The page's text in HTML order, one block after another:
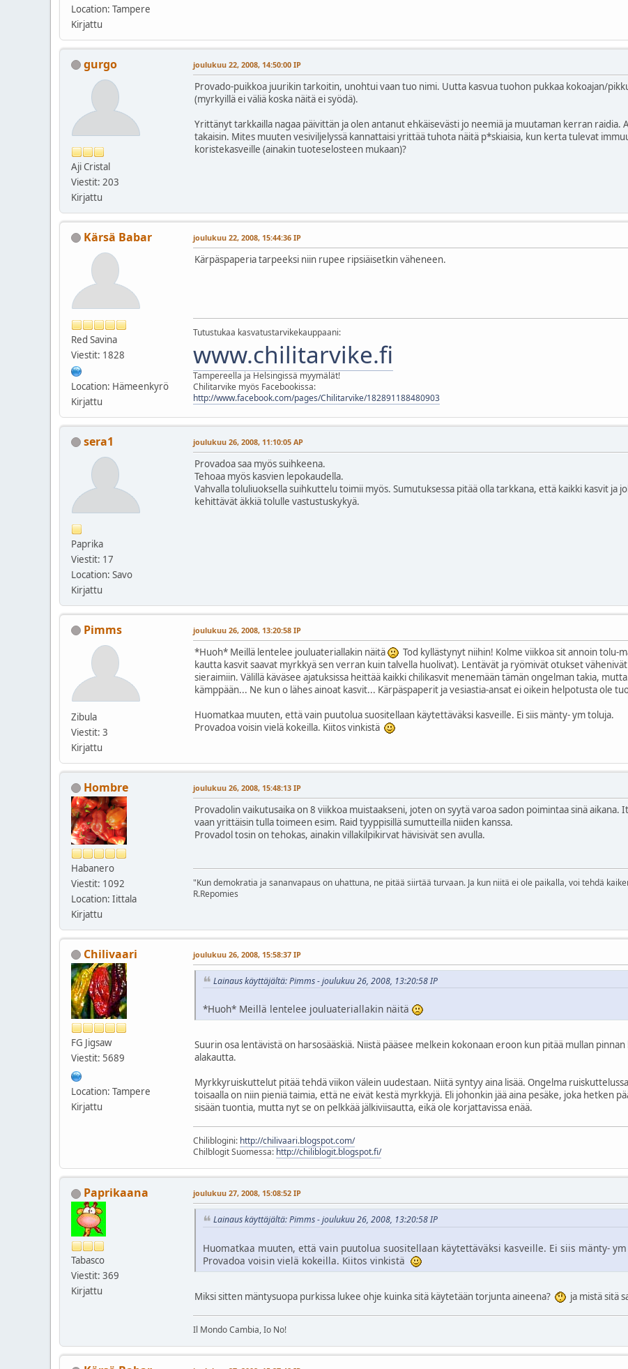
Location: Tampere
Kirjattu
gurgo
Aji Cristal
Viestit: 203
Kirjattu
joulukuu 22, 2008, 14:50:00 IP
Provado-puikkoa juurikin tarkoitin, unohtui vaan tuo nimi. Uutta kasvua tuohon pukkaa kokoajan/
(myrkyillä ei väliä koska näitä ei syödä).
Yrittänyt tarkkailla nagaa päivittän ja olen antanut ehkäisevästi jo neemiä ja muutaman kerran raidia.
takaisin. Mites muuten vesiviljelyssä kannattaisi yrittää tuhota näitä p*skiaisia, kun kerta tulevat
koristekasveille (ainakin tuoteselosteen mukaan)?
Kärsä Babar
Red Savina
Viestit: 1828
Location: Hämeenkyrö
Kirjattu
joulukuu 22, 2008, 15:44:36 IP
Kärpäspaperia tarpeeksi niin rupee ripsiäisetkin väheneen.
Tutustukaa kasvatustarvikekauppaani:
www.chilitarvike.fi
Tampereella ja Helsingissä myymälät!
Chilitarvike myös Facebookissa:
http://www.facebook.com/pages/Chilitarvike/182891188480903
sera1
Paprika
Viestit: 17
Location: Savo
Kirjattu
joulukuu 26, 2008, 11:10:05 AP
Provadoa saa myös suihkeena.
Tehoaa myös kasvien lepokaudella.
Vahvalla toluliuoksella suihkuttelu toimii myös. Sumutuksessa pitää olla tarkkana, että kaikki kasvit ja
kehittävät äkkiä tolulle vastustuskykyä.
Pimms
Zibula
Viestit: 3
Kirjattu
joulukuu 26, 2008, 13:20:58 IP
*Huoh* Meillä lentelee jouluateriallakin näitä
Tod kyllästynyt niihin! Kolme viikkoa sit annoin tolu-
kautta kasvit saavat myrkkyä sen verran kuin talvella huolivat). Lentävät ja ryömivät otukset
sieraimiin. Välillä käväsee ajatuksissa heittää kaikki chilikasvit menemään tämän ongelman takia,
kämppään... Ne kun o lähes ainoat kasvit... Kärpäspaperit ja vesiastia-ansat ei oikein helpotusta ole
Huomatkaa muuten, että vain puutolua suositellaan käytettäväksi kasveille. Ei siis mänty- ym toluja.
Provadoa voisin vielä kokeilla. Kiitos vinkistä
Hombre
Habanero
Viestit: 1092
Location: Iittala
Kirjattu
joulukuu 26, 2008, 15:48:13 IP
Provadolin vaikutusaika on 8 viikkoa muistaakseni, joten on syytä varoa sadon poimintaa sinä aikana.
vaan yrittäisin tulla toimeen esim. Raid tyyppisillä sumutteilla niiden kanssa.
Provadol tosin on tehokas, ainakin villakilpikirvat hävisivät sen avulla.
"Kun demokratia ja sananvapaus on uhattuna, ne pitää siirtää turvaan. Ja kun niitä ei ole paikalla, voi tehdä
R.Repomies
Chilivaari
FG Jigsaw
Viestit: 5689
Location: Tampere
Kirjattu
joulukuu 26, 2008, 15:58:37 IP
Lainaus käyttäjältä: Pimms - joulukuu 26, 2008, 13:20:58 IP
*Huoh* Meillä lentelee jouluateriallakin näitä
Suurin osa lentävistä on harsosääskiä. Niistä pääsee melkein kokonaan eroon kun pitää mullan
alakautta.
Myrkkyruiskuttelut pitää tehdä viikon välein uudestaan. Niitä syntyy aina lisää. Ongelma
toisaalla on niin pieniä taimia, että ne eivät kestä myrkkyjä. Eli johonkin jää aina pesäke, joka hetken
sisään tuontia, mutta nyt se on pelkkää jälkiviisautta, eikä ole korjattavissa enää.
Chiliblogini: http://chilivaari.blogspot.com/
Chilblogit Suomessa: http://chiliblogit.blogspot.fi/
Paprikaana
Tabasco
Viestit: 369
Kirjattu
joulukuu 27, 2008, 15:08:52 IP
Lainaus käyttäjältä: Pimms - joulukuu 26, 2008, 13:20:58 IP
Huomatkaa muuten, että vain puutolua suositellaan käytettäväksi kasveille. Ei siis mänty-
Provadoa voisin vielä kokeilla. Kiitos vinkistä
Miksi sitten mäntysuopa purkissa lukee ohje kuinka sitä käytetään torjunta aineena? ja mistä sitä
Il Mondo Cambia, Io No!